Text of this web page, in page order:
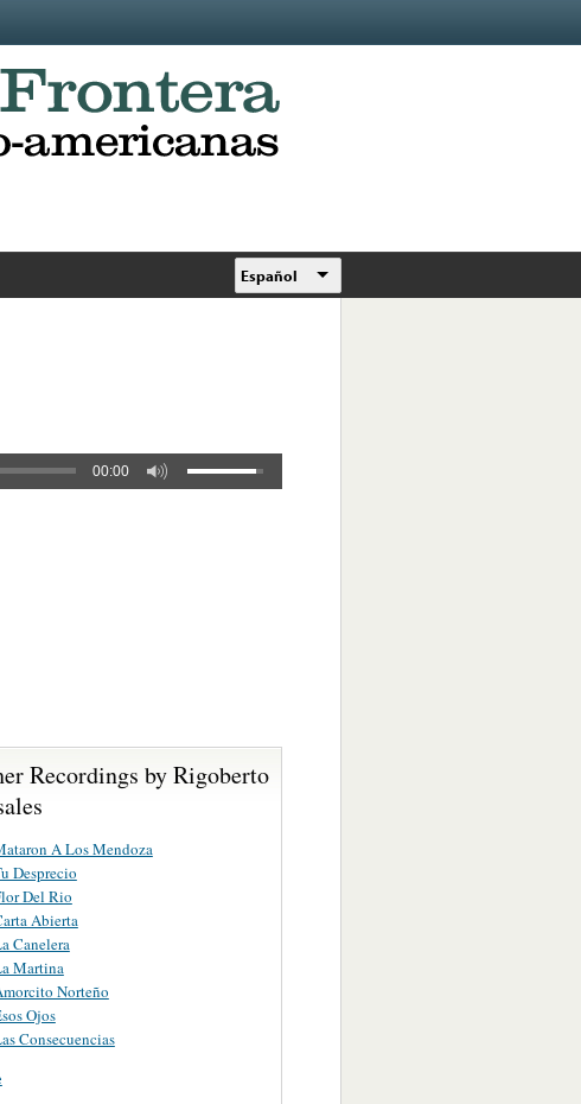
Español
00:00
Recordings by Rigoberto
A Los Mendoza
Desprecio
Del Rio
Abierta
Canelera
Martina
Norteño
Ojos
Consecuencias